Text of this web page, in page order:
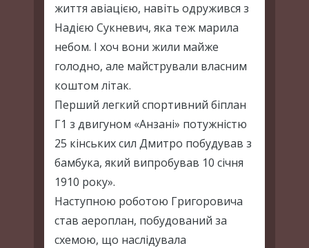
життя авіацією, навіть одружився з
Надією Сукневич, яка теж марила
небом. І хоч вони жили майже
голодно, але майстрували власним
коштом літак.
Перший легкий спортивний біплан
Г1 з двигуном «Анзані» потужністю
25 кінських сил Дмитро побудував з
бамбука, який випробував 10 січня
1910 року».
Наступною роботою Григоровича
став аероплан, побудований за
схемою, що наслідувала